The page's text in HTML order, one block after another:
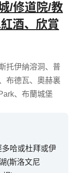
/修道院/教
酒、欣賞
托伊納溶洞 、 普
布德瓦、 奧赫裏
、 布蘭城堡
哈或杜拜或伊
(斯洛文尼